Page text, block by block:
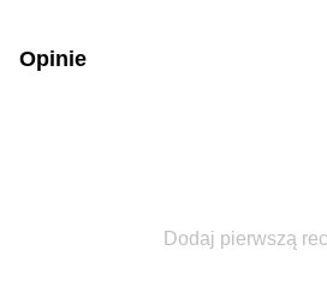
Opinie
Dodaj pierwszą